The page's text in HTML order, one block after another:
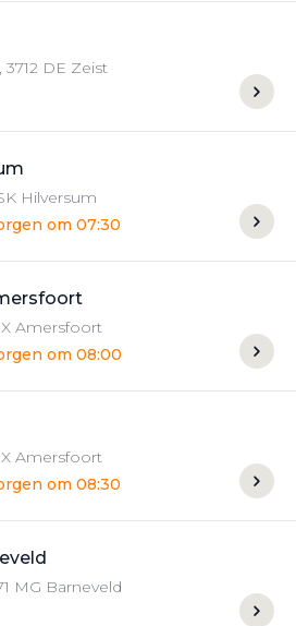
, 3712 DE Zeist
Hilversum
om 07:30
Amersfoort
om 08:00
Amersfoort
om 08:30
MG Barneveld